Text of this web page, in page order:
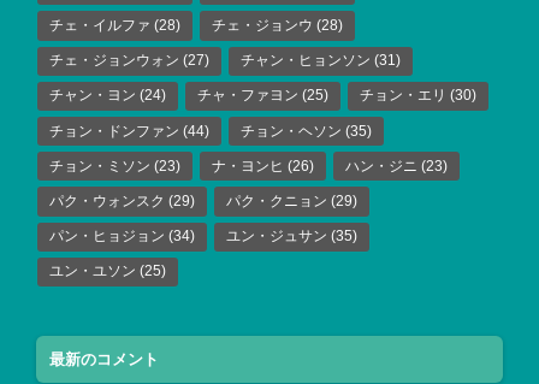
チェ・イルファ (28) チェ・ジョンウ (28)
チェ・ジョンウォン (27) チャン・ヒョンソン (31)
チャン・ヨン (24) チャ・ファヨン (25) チョン・エリ (30)
チョン・ドンファン (44) チョン・ヘソン (35)
チョン・ミソン (23) ナ・ヨンヒ (26) ハン・ジニ (23)
パク・ウォンスク (29) パク・クニョン (29)
パン・ヒョジョン (34) ユン・ジュサン (35)
ユン・ユソン (25)
最新のコメント